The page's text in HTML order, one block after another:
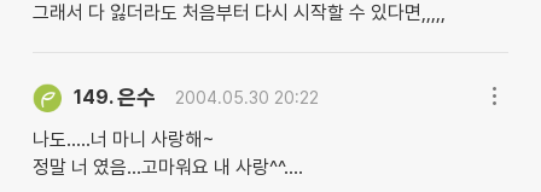
그래서 다 잃더라도 처음부터 다시 시작할 수 있다면,,,,,
149.은수 2004.05.30 20:22
나도.....너 마니 사랑해~
정말 너 였음...고마워요 내 사랑^^....